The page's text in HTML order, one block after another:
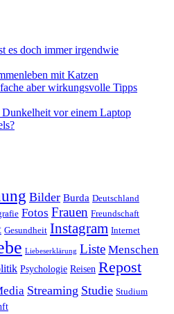
es doch immer irgendwie
aber wirkungsvolle Tipps
Bilder Burda Deutschland
Fotos Frauen Freundschaft
Gesundheit Instagram Internet
Liebeserklärung Liste Menschen
Psychologie Reisen Repost
Streaming Studie Studium